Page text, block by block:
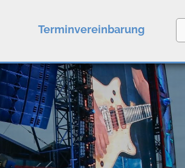
Terminvereinbarung